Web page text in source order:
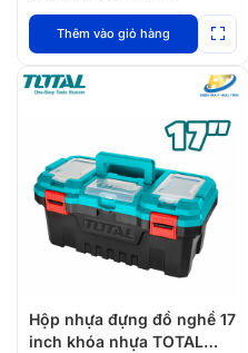
Thêm vào giỏ hàng
Hộp nhựa đựng đồ nghề 17
inch khóa nhựa TOTAL